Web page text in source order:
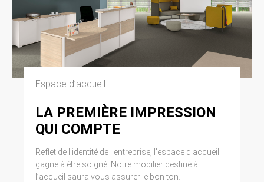
Espace d’accueil
LA PREMIÈRE IMPRESSION
QUI COMPTE
Reflet de l'identité de l'entreprise, l'espace d'accueil
gagne à être soigné. Notre mobilier destiné à
l’accueil saura vous assurer le bon ton.